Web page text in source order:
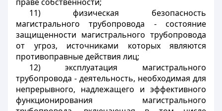
11) физическая безопасность
магистрального трубопровода - состояние
защищенности магистрального трубопровода
от угроз, источниками которых являются
противоправные действия лиц;
12) эксплуатация магистрального
трубопровода - деятельность, необходимая для
непрерывного, надлежащего и эффективного
функционирования магистрального